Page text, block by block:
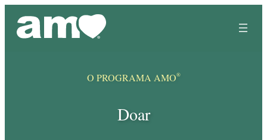
content
O PROGRAMA AMO®
Doar